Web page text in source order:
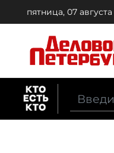
пятница, 07